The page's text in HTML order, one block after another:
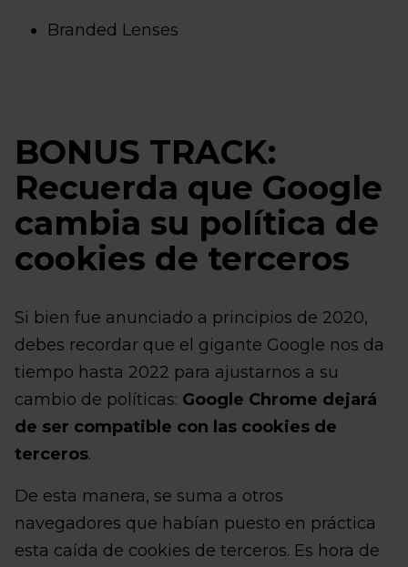
Branded Lenses
BONUS TRACK:
Recuerda que Google
cambia su política de
cookies de terceros
Si bien fue anunciado a principios de 2020,
debes recordar que el gigante Google nos da
tiempo hasta 2022 para ajustarnos a su
cambio de políticas: Google Chrome dejará
de ser compatible con las cookies de
terceros.
De esta manera, se suma a otros
navegadores que habían puesto en práctica
esta caída de cookies de terceros. Es hora de